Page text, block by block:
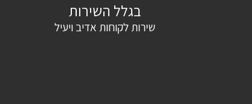
בגלל השירות
שירות לקוחות אדיב ויעיל